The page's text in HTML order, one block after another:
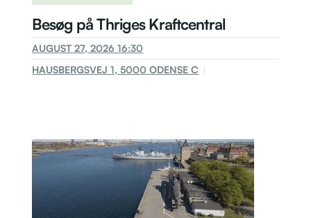
Besøg på Thriges Kraftcentral
AUGUST 27, 2026 16:30
HAUSBERGSVEJ 1, 5000 ODENSE C